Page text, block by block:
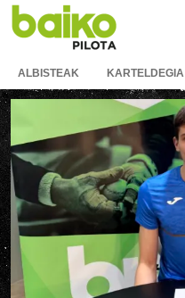
ALBISTEAK KARTELDEGIA